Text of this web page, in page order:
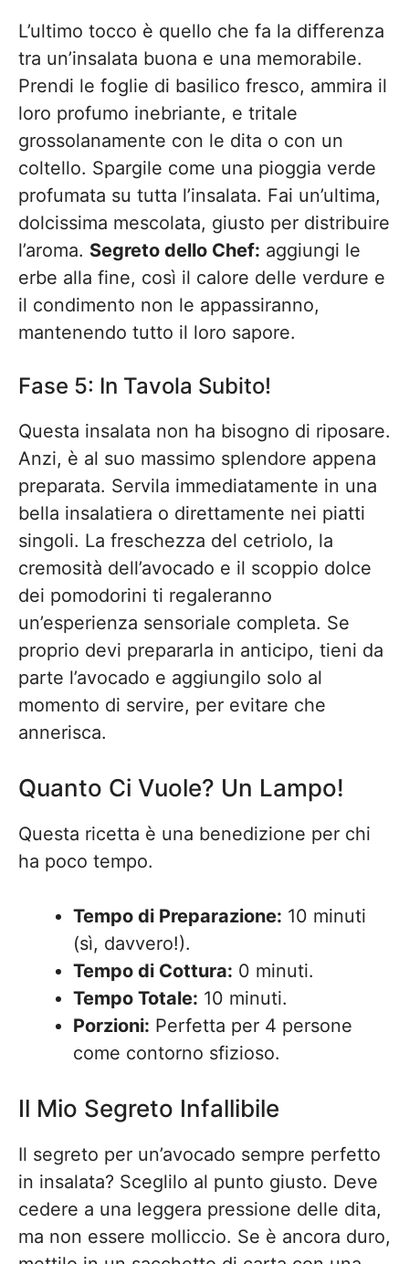
L’ultimo tocco è quello che fa la differenza
tra un’insalata buona e una memorabile.
Prendi le foglie di basilico fresco, ammira il
loro profumo inebriante, e tritale
grossolanamente con le dita o con un
coltello. Spargile come una pioggia verde
profumata su tutta l’insalata. Fai un’ultima,
dolcissima mescolata, giusto per distribuire
l’aroma. Segreto dello Chef: aggiungi le
erbe alla fine, così il calore delle verdure e
il condimento non le appassiranno,
mantenendo tutto il loro sapore.
Fase 5: In Tavola Subito!
Questa insalata non ha bisogno di riposare.
Anzi, è al suo massimo splendore appena
preparata. Servila immediatamente in una
bella insalatiera o direttamente nei piatti
singoli. La freschezza del cetriolo, la
cremosità dell’avocado e il scoppio dolce
dei pomodorini ti regaleranno
un’esperienza sensoriale completa. Se
proprio devi prepararla in anticipo, tieni da
parte l’avocado e aggiungilo solo al
momento di servire, per evitare che
annerisca.
Quanto Ci Vuole? Un Lampo!
Questa ricetta è una benedizione per chi
ha poco tempo.
Tempo di Preparazione: 10 minuti
(sì, davvero!).
Tempo di Cottura: 0 minuti.
Tempo Totale: 10 minuti.
Porzioni: Perfetta per 4 persone
come contorno sfizioso.
Il Mio Segreto Infallibile
Il segreto per un’avocado sempre perfetto
in insalata? Sceglilo al punto giusto. Deve
cedere a una leggera pressione delle dita,
ma non essere molliccio. Se è ancora duro,